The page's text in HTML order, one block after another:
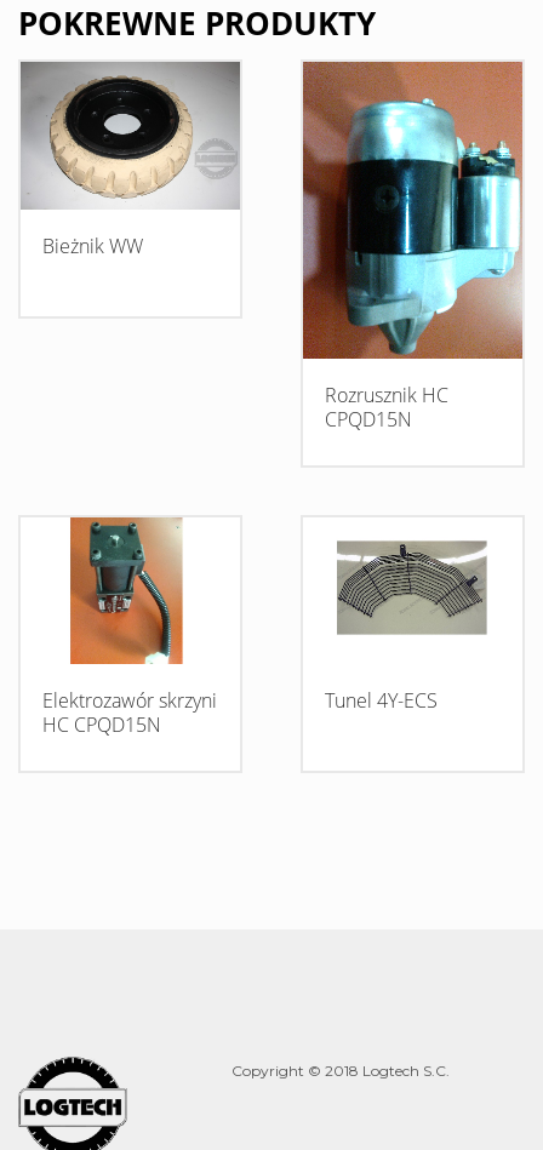
POKREWNE PRODUKTY
Bieżnik WW
Rozrusznik HC
CPQD15N
Elektrozawór skrzyni
HC CPQD15N
Tunel 4Y-ECS
Copyright © 2018 Logtech S.C.